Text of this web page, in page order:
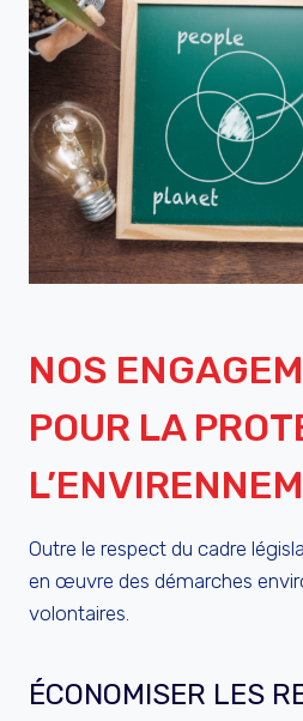
NOS
POUR LA
Outre le respect du cadre
en œuvre des démarches
volontaires.
ÉCONOMISER LES